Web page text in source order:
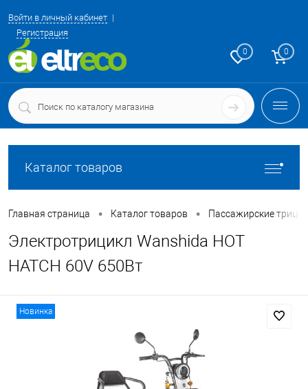
Войти в личный кабинет
Регистрация
0 0
Каталог товаров
Главная страница • Каталог товаров • Пассажирские
Электротрицикл Wanshida HOT
HATCH 60V 650Вт
Новинка